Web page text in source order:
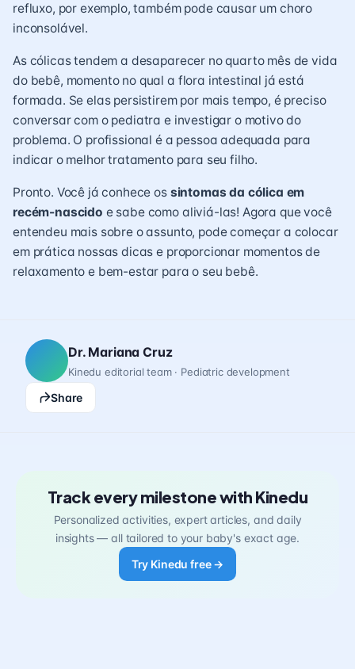
refluxo, por exemplo, também pode causar um choro
inconsolável.
As cólicas tendem a desaparecer no quarto mês de vida
do bebê, momento no qual a flora intestinal já está
formada. Se elas persistirem por mais tempo, é preciso
conversar com o pediatra e investigar o motivo do
problema. O profissional é a pessoa adequada para
indicar o melhor tratamento para seu filho.
Pronto. Você já conhece os sintomas da cólica em
recém-nascido e sabe como aliviá-las! Agora que você
entendeu mais sobre o assunto, pode começar a colocar
em prática nossas dicas e proporcionar momentos de
relaxamento e bem-estar para o seu bebê.
Dr. Mariana Cruz
Kinedu editorial team · Pediatric development
Share
Track every milestone with Kinedu
Personalized activities, expert articles, and daily
insights — all tailored to your baby's exact age.
Try Kinedu free →